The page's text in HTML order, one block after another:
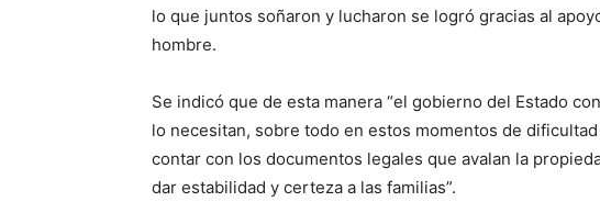
lo que juntos soñaron y lucharon se logró gracias al
hombre.
Se indicó que de esta manera “el gobierno del Estado
lo necesitan, sobre todo en estos momentos de
contar con los documentos legales que avalan la
dar estabilidad y certeza a las familias”.